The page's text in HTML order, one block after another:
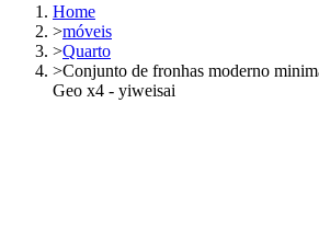
Home
>móveis
>Quarto
>Conjunto de fronhas moderno
Geo x4 - yiweisai